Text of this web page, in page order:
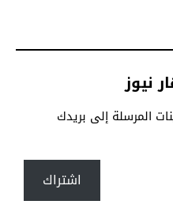
نيوز
المرسلة إلى بريدك
اشتراك